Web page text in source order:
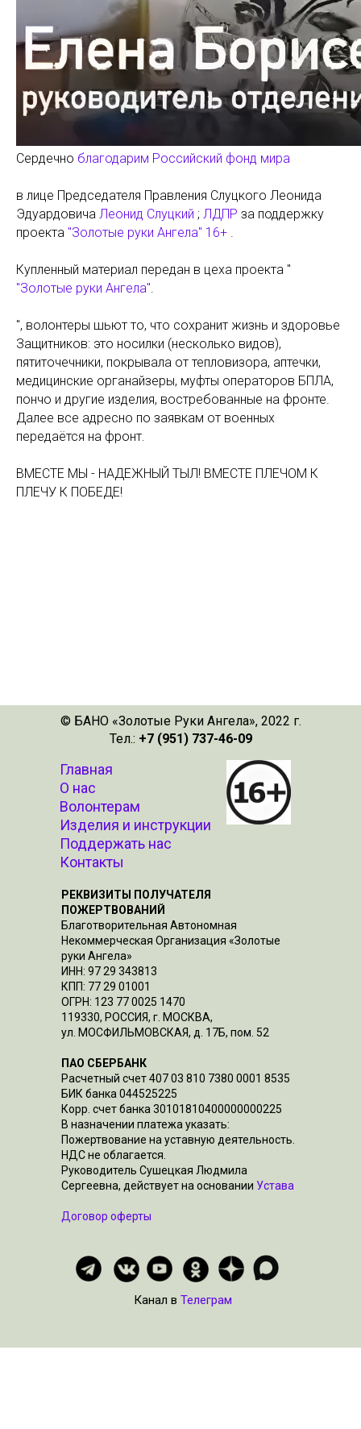
Сердечно благодарим Российский фонд мира
в лице Председателя Правления Слуцкого Леонида
Эдуардовича Леонид Слуцкий ; ЛДПР за поддержку
проекта "Золотые руки Ангела" 16+ .
Купленный материал передан в цеха проекта "
"Золотые руки Ангела".
", волонтеры шьют то, что сохранит жизнь и здоровье
Защитников: это носилки (несколько видов),
пятиточечники, покрывала от тепловизора, аптечки,
медицинские органайзеры, муфты операторов БПЛА,
пончо и другие изделия, востребованные на фронте.
Далее все адресно по заявкам от военных
передаётся на фронт.
ВМЕСТЕ МЫ - НАДЕЖНЫЙ ТЫЛ! ВМЕСТЕ ПЛЕЧОМ К
ПЛЕЧУ К ПОБЕДЕ!
© БАНО «Золотые Руки Ангела», 2022 г.
Тел.: +7 (951) 737-46-09
РЕКВИЗИТЫ ПОЛУЧАТЕЛЯ
ПОЖЕРТВОВАНИЙ
Благотворительная Автономная
Некоммерческая Организация «Золотые
руки Ангела»
ИНН: 97 29 343813
КПП: 77 29 01001
ОГРН: 123 77 0025 1470
119330, РОССИЯ, г. МОСКВА,
ул. МОСФИЛЬМОВСКАЯ, д. 17Б, пом. 52
ПАО СБЕРБАНК
Расчетный счет 407 03 810 7380 0001 8535
БИК банка 044525225
Корр. счет банка 30101810400000000225
В назначении платежа указать:
Пожертвование на уставную деятельность.
НДС не облагается.
Руководитель Сушецкая Людмила
Сергеевна, действует на основании Устава
Договор оферты
Канал в Телеграм
Главная
О нас
Волонтерам
Изделия и инструкции
Поддержать нас
Контакты